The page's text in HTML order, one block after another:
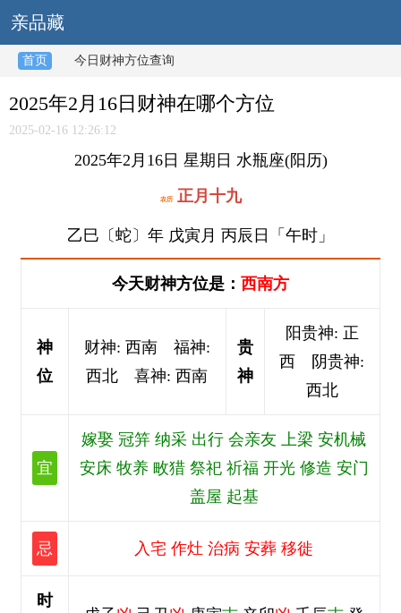
亲品藏
首页 今日财神方位查询
2025年2月16日财神在哪个方位
2025-02-16 12:26:12
2025年2月16日 星期日 水瓶座(阳历)
农历正月十九
乙巳〔蛇〕年 戊寅月 丙辰日「午时」
今天财神方位是： 西南方
神
位
财神: 西南 福神:
西北 喜神: 西南
贵
神
阳贵神: 正
西 阴贵神:
西北
宜
嫁娶 冠笄 纳采 出行 会亲友 上梁 安机械
安床 牧养 畋猎 祭祀 祈福 开光 修造 安门
盖屋 起基
忌 入宅 作灶 治病 安葬 移徙
时